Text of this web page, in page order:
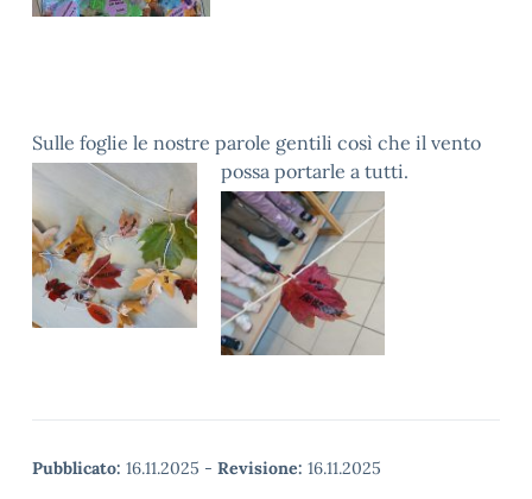
Sulle foglie le nostre parole gentili così che il vento
possa portarle a tutti.
Pubblicato: 16.11.2025 - Revisione: 16.11.2025